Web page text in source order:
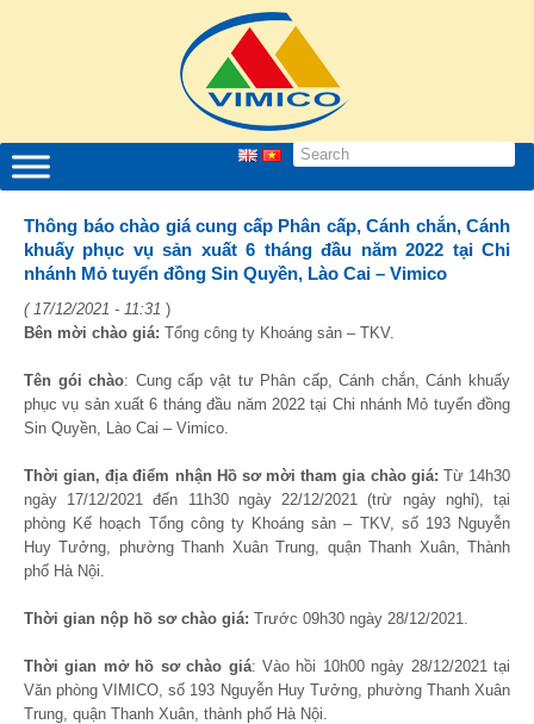
Thông báo chào giá cung cấp Phân cấp, Cánh chắn, Cánh
khuấy phục vụ sản xuất 6 tháng đầu năm 2022 tại Chi
nhánh Mỏ tuyển đồng Sin Quyền, Lào Cai – Vimico
( 17/12/2021 - 11:31 )
Bên mời chào giá: Tổng công ty Khoáng sản – TKV.
Tên gói chào: Cung cấp vật tư Phân cấp, Cánh chắn, Cánh khuấy
phục vụ sản xuất 6 tháng đầu năm 2022 tại Chi nhánh Mỏ tuyển đồng
Sin Quyền, Lào Cai – Vimico.
Thời gian, địa điểm nhận Hồ sơ mời tham gia chào giá: Từ 14h30
ngày 17/12/2021 đến 11h30 ngày 22/12/2021 (trừ ngày nghỉ), tại
phòng Kế hoạch Tổng công ty Khoáng sản – TKV, số 193 Nguyễn
Huy Tưởng, phường Thanh Xuân Trung, quận Thanh Xuân, Thành
phố Hà Nội.
Thời gian nộp hồ sơ chào giá: Trước 09h30 ngày 28/12/2021.
Thời gian mở hồ sơ chào giá: Vào hồi 10h00 ngày 28/12/2021 tại
Văn phòng VIMICO, số 193 Nguyễn Huy Tưởng, phường Thanh Xuân
Trung, quận Thanh Xuân, thành phố Hà Nội.